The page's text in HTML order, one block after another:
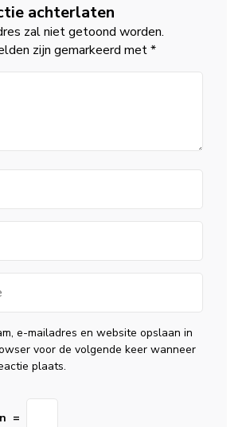
achterlaten
zal niet getoond worden.
zijn gemarkeerd met*
e-mailadres en website opslaan in
voor de volgende keer wanneer
plaats.
=